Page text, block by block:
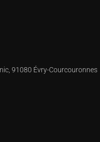
91080 Évry-Courcouronnes